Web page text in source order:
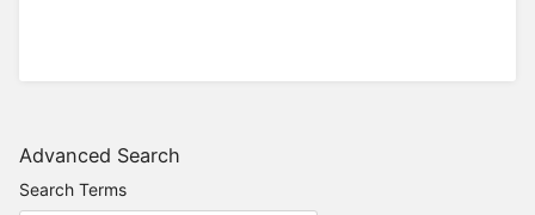
Advanced Search
Search Terms